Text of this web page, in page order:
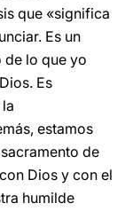
que «significa
Es un
de lo que yo
Es
estamos
de
Dios y con el
humilde